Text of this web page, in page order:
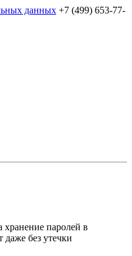
данных +7 (499) 653-77-
хранение паролей в
без утечки